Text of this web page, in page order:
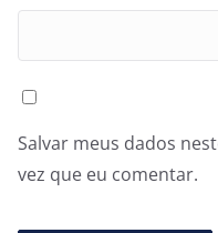
Salvar meus dados
vez que eu comentar.